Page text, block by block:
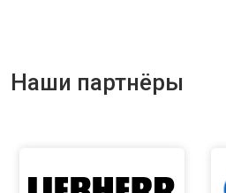
Наши партнёры